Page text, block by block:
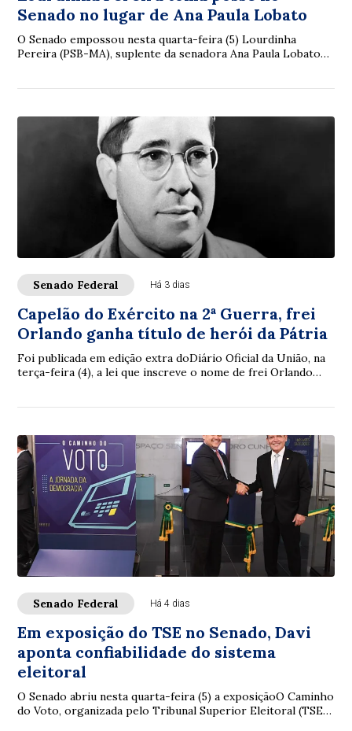
Senado no lugar de Ana Paula Lobato
O Senado empossou nesta quarta-feira (5) Lourdinha
Pereira (PSB-MA), suplente da senadora Ana Paula Lobato
Senado Federal Há 3 dias
Capelão do Exército na 2ª Guerra, frei
Orlando ganha título de herói da Pátria
Foi publicada em edição extra doDiário Oficial da União, na
terça-feira (4), a lei que inscreve o nome de frei Orlando
Senado Federal Há 4 dias
Em exposição do TSE no Senado, Davi
aponta confiabilidade do sistema
eleitoral
O Senado abriu nesta quarta-feira (5) a exposiçãoO Caminho
do Voto, organizada pelo Tribunal Superior Eleitoral (TSE).